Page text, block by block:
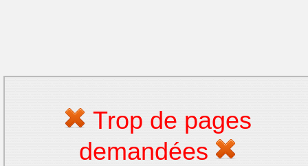
Trop de pages
demandées